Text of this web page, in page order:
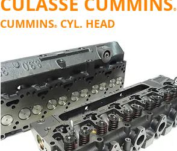
®
CUMMINS® CYL. HEAD